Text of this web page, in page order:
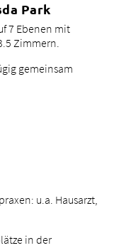
Park
7 Ebenen mit
Zimmern.
gemeinsam
u.a. Hausarzt,
in der